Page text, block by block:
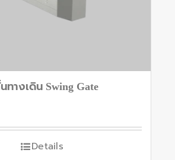
ทางเดิน Swing Gate
Details